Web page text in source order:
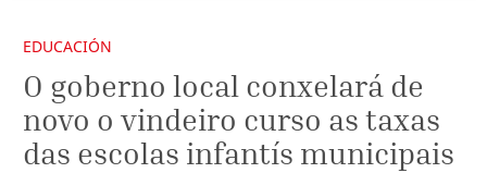
EDUCACIÓN
O goberno local conxelará de
novo o vindeiro curso as taxas
das escolas infantís municipais